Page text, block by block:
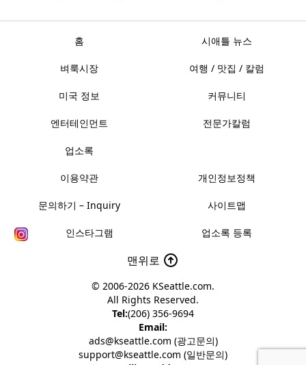
홈 시애틀 뉴스
벼룩시장 여행 / 맛집 / 칼럼
미국 정보 커뮤니티
엔터테인먼트 전문가칼럼
업소록
이용약관 개인정보정책
문의하기 – Inquiry 사이트맵
인스타그램 업소록 등록
맨위로
© 2006-2026 KSeattle.com.
All Rights Reserved.
Tel:(206) 356-9694
Email:
ads@kseattle.com (광고문의)
support@kseattle.com (일반문의)